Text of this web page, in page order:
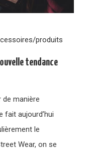
produits
tendance
de manière
fait aujourd’hui
le
Wear, on se